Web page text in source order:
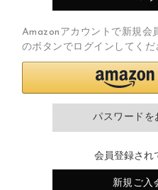
Amazonアカウントで新規会
のボタンでログインしてくだ
パスワードを
会員登録され
新規ご入